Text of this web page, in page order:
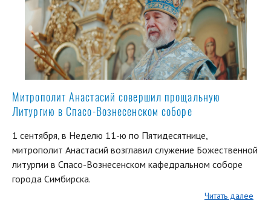
Митрополит Анастасий совершил прощальную
Литургию в Спасо-Вознесенском соборе
1 сентября, в Неделю 11-ю по Пятидесятнице,
митрополит Анастасий возглавил служение Божественной
литургии в Спасо-Вознесенском кафедральном соборе
города Симбирска.
Читать далее